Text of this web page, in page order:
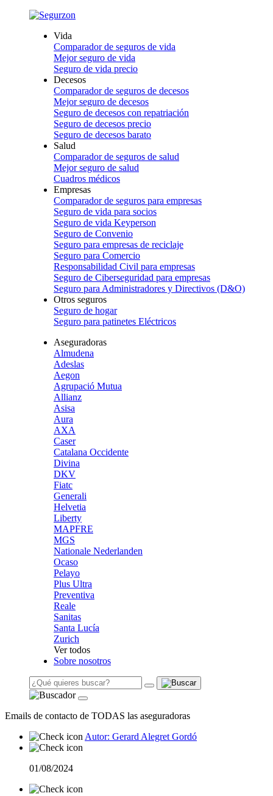
Vida
Comparador de seguros de vida
Mejor seguro de vida
Seguro de vida precio
Decesos
Comparador de seguros de decesos
Mejor seguro de decesos
Seguro de decesos con repatriación
Seguro de decesos precio
Seguro de decesos barato
Salud
Comparador de seguros de salud
Mejor seguro de salud
Cuadros médicos
Empresas
Comparador de seguros para empresas
Seguro de vida para socios
Seguro de vida Keyperson
Seguro de Convenio
Seguro para empresas de reciclaje
Seguro para Comercio
Responsabilidad Civil para empresas
Seguro de Ciberseguridad para empresas
Seguro para Administradores y Directivos (D&O)
Otros seguros
Seguro de hogar
Seguro para patinetes Eléctricos
Aseguradoras
Almudena
Adeslas
Aegon
Agrupació Mutua
Allianz
Asisa
Aura
AXA
Caser
Catalana Occidente
Divina
DKV
Fiatc
Generali
Helvetia
Liberty
MAPFRE
MGS
Nationale Nederlanden
Ocaso
Pelayo
Plus Ultra
Preventiva
Reale
Sanitas
Santa Lucía
Zurich
Ver todos
Sobre nosotros
Emails de contacto de TODAS las aseguradoras
Autor: Gerard Alegret Gordó
01/08/2024